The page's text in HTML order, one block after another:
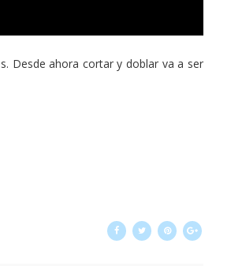
Desde ahora cortar y doblar va a ser